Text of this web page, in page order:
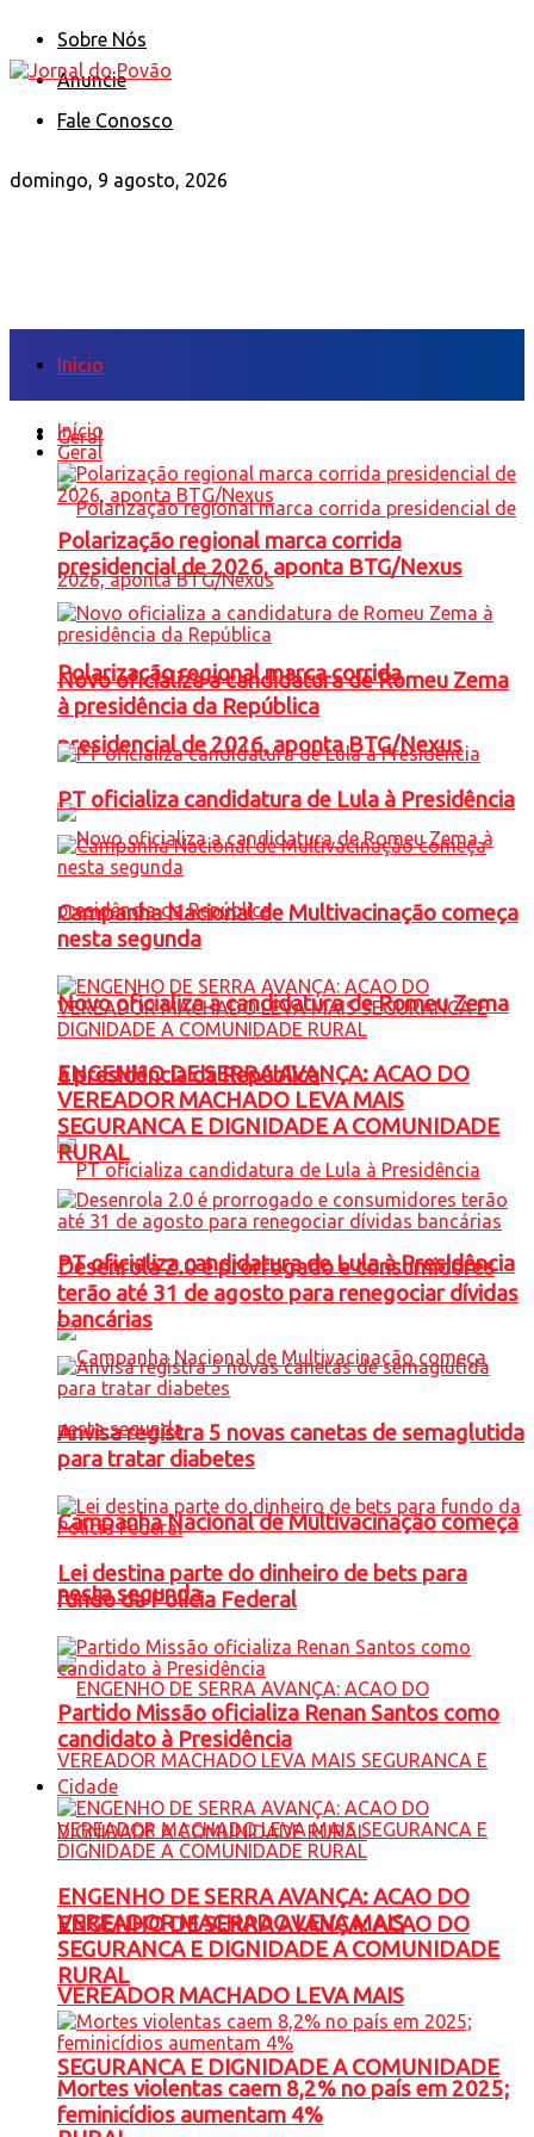
Sobre Nós
Anuncie
Fale Conosco
domingo, 9 agosto, 2026
Início
Geral
Polarização regional marca corrida
presidencial de 2026, aponta BTG/Nexus
Novo oficializa a candidatura de Romeu Zema
à presidência da República
PT oficializa candidatura de Lula à Presidência
Campanha Nacional de Multivacinação começa
nesta segunda
ENGENHO DE SERRA AVANÇA: ACAO DO
VEREADOR MACHADO LEVA MAIS
SEGURANCA E DIGNIDADE A COMUNIDADE
Início
Geral
Polarização regional marca corrida
presidencial de 2026, aponta BTG/Nexus
Novo oficializa a candidatura de Romeu Zema
à presidência da República
PT oficializa candidatura de Lula à Presidência
Campanha Nacional de Multivacinação começa
nesta segunda
ENGENHO DE SERRA AVANÇA: ACAO DO
VEREADOR MACHADO LEVA MAIS
SEGURANCA E DIGNIDADE A COMUNIDADE
RURAL
Desenrola 2.0 é prorrogado e consumidores
terão até 31 de agosto para renegociar dívidas
bancárias
Anvisa registra 5 novas canetas de semaglutida
para tratar diabetes
Lei destina parte do dinheiro de bets para
fundo da Polícia Federal
Partido Missão oficializa Renan Santos como
candidato à Presidência
Cidade
ENGENHO DE SERRA AVANÇA: ACAO DO
VEREADOR MACHADO LEVA MAIS
SEGURANCA E DIGNIDADE A COMUNIDADE
RURAL
Mortes violentas caem 8,2% no país em 2025;
feminicídios aumentam 4%